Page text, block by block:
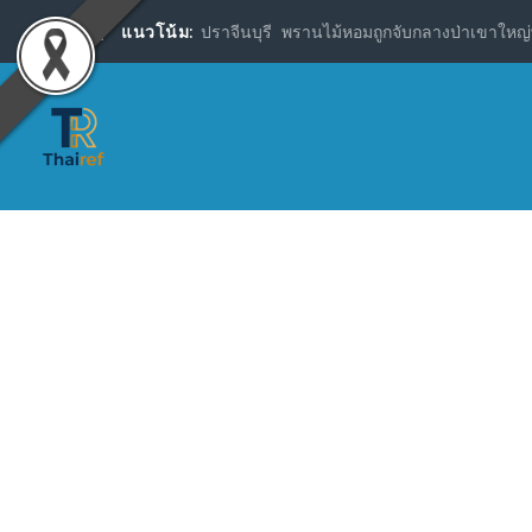
แนวโน้ม: ปราจีนบุรี พรานไม้หอมถูกจับกลางป่าเขาให